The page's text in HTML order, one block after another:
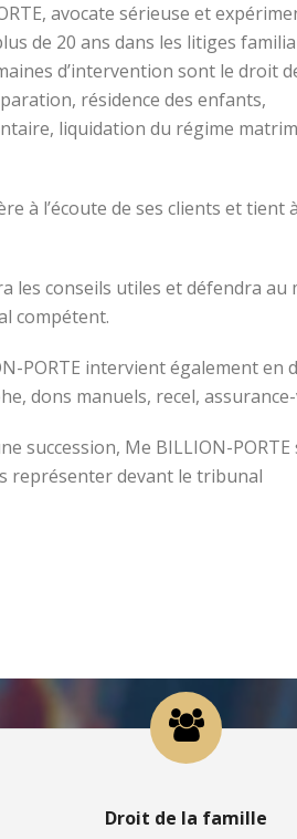
avocate sérieuse et
de 20 ans dans les litiges
d’intervention sont le droit
résidence des enfants,
liquidation du régime
à l’écoute de ses clients et tient
les conseils utiles et défendra au
compétent.
PORTE intervient également en
dons manuels, recel,
succession, Me BILLION-PORTE
représenter devant le tribunal
Droit de la famille